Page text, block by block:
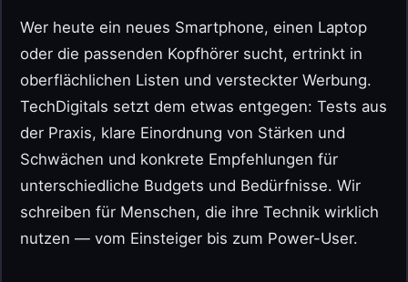
Wer heute ein neues Smartphone, einen Laptop
oder die passenden Kopfhörer sucht, ertrinkt in
oberflächlichen Listen und versteckter Werbung.
TechDigitals setzt dem etwas entgegen: Tests aus
der Praxis, klare Einordnung von Stärken und
Schwächen und konkrete Empfehlungen für
unterschiedliche Budgets und Bedürfnisse. Wir
schreiben für Menschen, die ihre Technik wirklich
nutzen — vom Einsteiger bis zum Power-User.